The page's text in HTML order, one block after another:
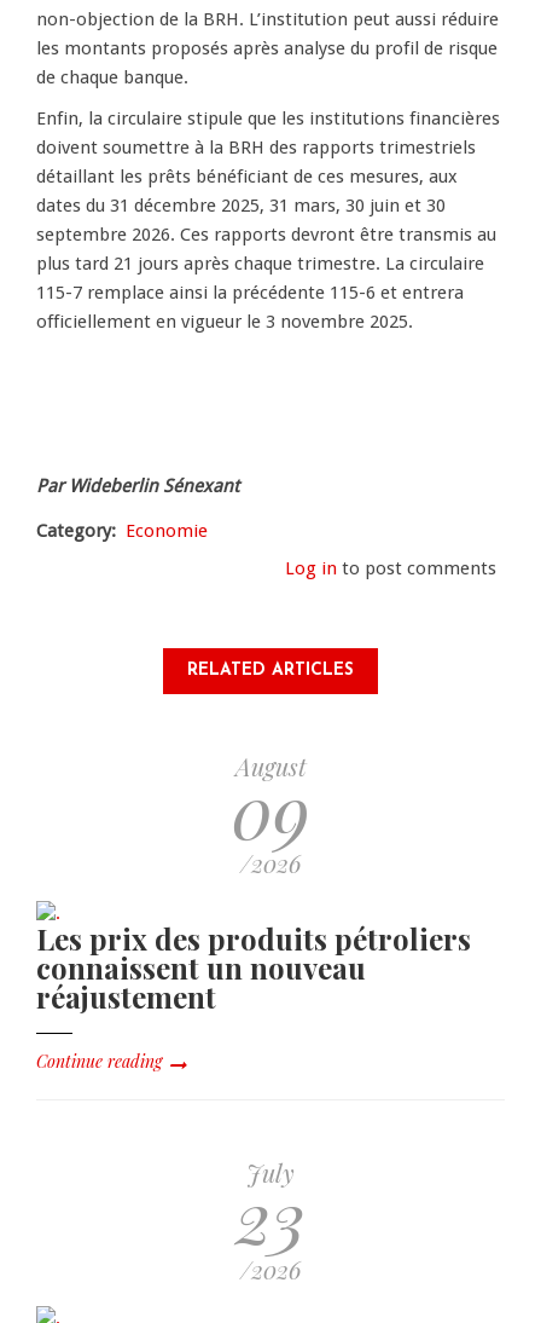
non-objection de la BRH. L’institution peut aussi réduire
les montants proposés après analyse du profil de risque
de chaque banque.
Enfin, la circulaire stipule que les institutions financières
doivent soumettre à la BRH des rapports trimestriels
détaillant les prêts bénéficiant de ces mesures, aux
dates du 31 décembre 2025, 31 mars, 30 juin et 30
septembre 2026. Ces rapports devront être transmis au
plus tard 21 jours après chaque trimestre. La circulaire
115-7 remplace ainsi la précédente 115-6 et entrera
officiellement en vigueur le 3 novembre 2025.
Par Wideberlin Sénexant
Category
Economie
Log into post comments
RELATED ARTICLES
August
09
/2026
Les prix des produits pétroliers
connaissent un nouveau
réajustement
Continue reading
July
23
/2026